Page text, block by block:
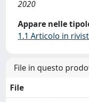
2020
Appare nelle
1.1 Articolo in
File in questo
File